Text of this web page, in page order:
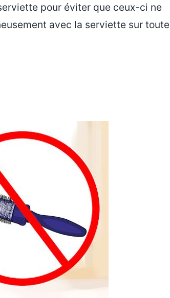
pour éviter que ceux-ci ne
avec la serviette sur toute